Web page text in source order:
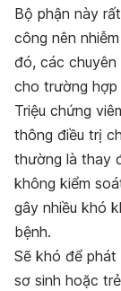
Bộ phận này
công nên
đó, các
cho trường hợp
Triệu chứng
thông điều trị
thường là thay
không kiểm
gây nhiều khó
bệnh.
Sẽ khó để phát
sơ sinh hoặc